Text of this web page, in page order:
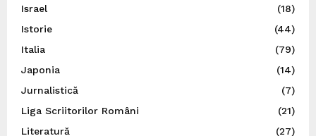
Israel
(18)
Istorie
(44)
Italia
(79)
Japonia
(14)
Jurnalistică
(7)
Liga Scriitorilor Români
(21)
Literatură
(27)